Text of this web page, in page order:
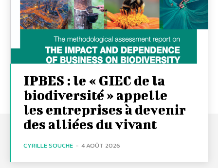
IPBES : le « GIEC de la
biodiversité » appelle
les entreprises à devenir
des alliées du vivant
CYRILLE SOUCHE - 4 AOÛT 2026